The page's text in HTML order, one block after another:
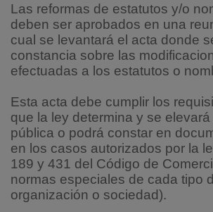
Las reformas de estatutos y/o
deben ser aprobados en una
cual se levantará el acta donde
constancia sobre las
efectuadas a los estatutos o
Esta acta debe cumplir los
que la ley determina y se
pública o podrá constar en
en los casos autorizados por la
189 y 431 del Código de
normas especiales de cada tipo
organización o sociedad).